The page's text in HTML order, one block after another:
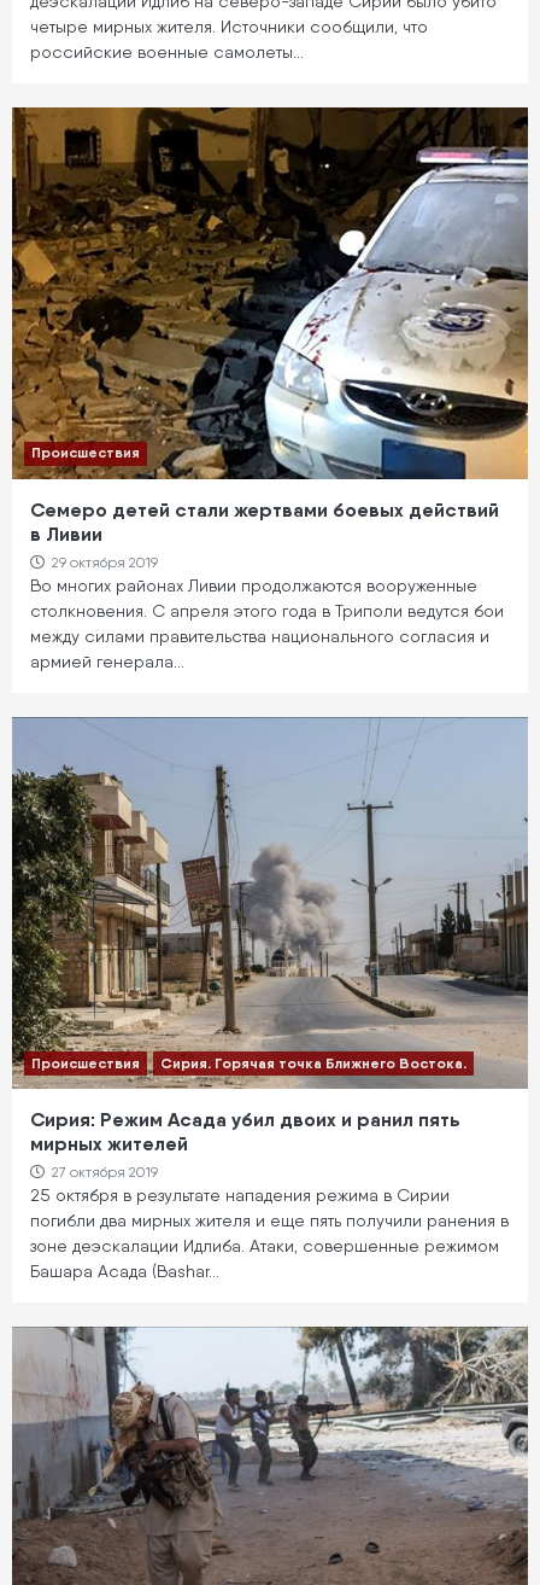
четыре мирных жителя. Источники сообщили, что
российские военные самолеты…
Происшествия
Семеро детей стали жертвами боевых действий
в Ливии
29 октября 2019
Во многих районах Ливии продолжаются вооруженные
столкновения. С апреля этого года в Триполи ведутся бои
между силами правительства национального согласия и
армией генерала…
Происшествия Сирия. Горячая точка Ближнего Востока.
Сирия: Режим Асада убил двоих и ранил пять
мирных жителей
27 октября 2019
25 октября в результате нападения режима в Сирии
погибли два мирных жителя и еще пять получили ранения в
зоне деэскалации Идлиба. Атаки, совершенные режимом
Башара Асада (Bashar…